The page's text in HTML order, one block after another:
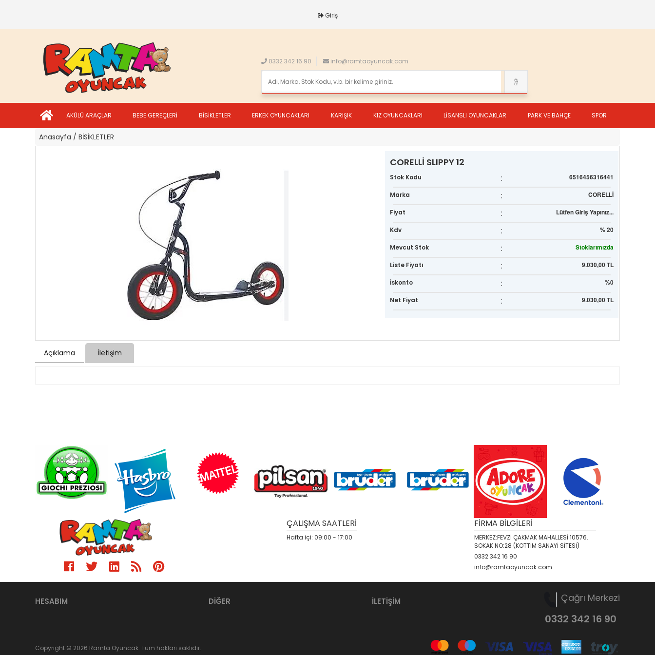
Giriş
0332 342 16 90 info@ramtaoyuncak.com
AKÜLÜ ARAÇLAR BEBE GEREÇLERİ BİSİKLETLER ERKEK OYUNCAKLARI KARIŞIK KIZ OYUNCAKLARI LİSANSLI OYUNCAKLAR PARK VE BAHÇE SPOR
Anasayfa / BİSİKLETLER
CORELLİ SLIPPY 12
Stok Kodu : 6516456316441
Marka : CORELLİ
Fiyat : Lütfen Giriş Yapınız...
Kdv : % 20
Mevcut Stok : Stoklarımızda
Liste Fiyatı : 9.030,00 TL
İskonto : %0
Net Fiyat : 9.030,00 TL
Açıklama İletişim
ÇALIŞMA SAATLERİ
Hafta içi: 09:00 - 17:00
FİRMA BİLGİLERİ
MERKEZ:FEVZİ ÇAKMAK MAHALLESİ 10576.
SOKAK NO:28 (KOTTİM SANAYİ SİTESİ)
0332 342 16 90
info@ramtaoyuncak.com
HESABIM DİĞER İLETİŞİM Çağrı Merkezi
0332 342 16 90
Copyright © 2026 Ramta Oyuncak. Tüm hakları saklıdır.